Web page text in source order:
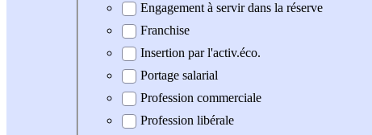
Engagement à servir dans la réserve
Franchise
Insertion par l'activ.éco.
Portage salarial
Profession commerciale
Profession libérale